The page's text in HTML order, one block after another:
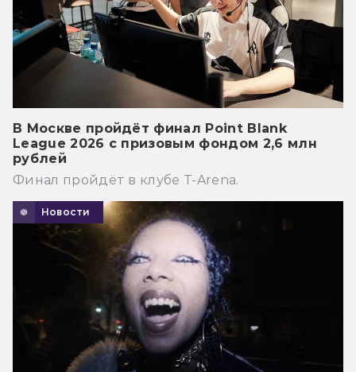
В Москве пройдёт финал Point Blank
League 2026 с призовым фондом 2,6 млн
рублей
Финал пройдёт в клубе T-Arena.
Новости